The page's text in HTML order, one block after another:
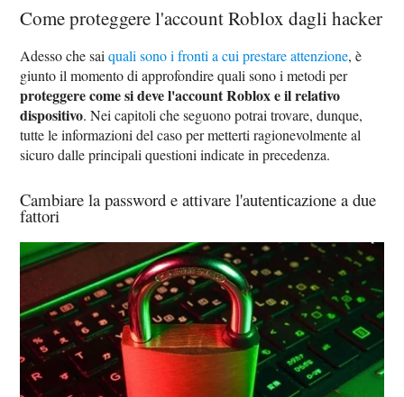
Come proteggere l'account Roblox dagli hacker
Adesso che saiquali sono i fronti a cui prestare attenzione, è
giunto il momento di approfondire quali sono i metodi per
proteggere come si deve l'account Roblox e il relativo
dispositivo. Nei capitoli che seguono potrai trovare, dunque,
tutte le informazioni del caso per metterti ragionevolmente al
sicuro dalle principali questioni indicate in precedenza.
Cambiare la password e attivare l'autenticazione a due
fattori